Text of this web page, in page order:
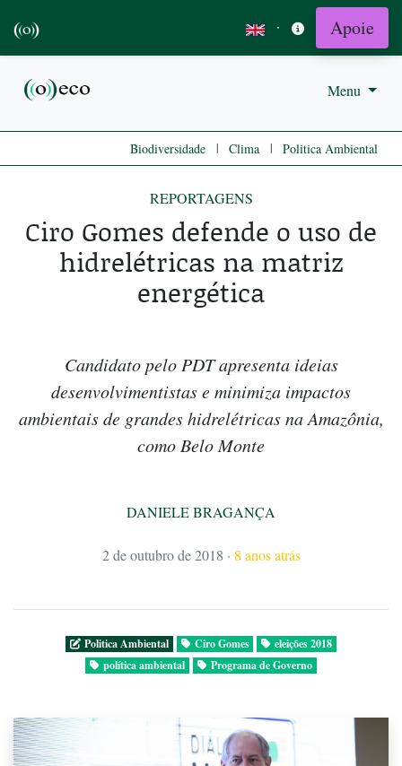
· Apoie
Menu
Biodiversidade | Clima | Politica Ambiental
REPORTAGENS
Ciro Gomes defende o uso de
hidrelétricas na matriz
energética
Candidato pelo PDT apresenta ideias
desenvolvimentistas e minimiza impactos
ambientais de grandes hidrelétricas na Amazônia,
como Belo Monte
DANIELE BRAGANÇA
2 de outubro de 2018 · 8 anos atrás
Politica Ambiental Ciro Gomes
eleições 2018
política ambiental
Programa de Governo